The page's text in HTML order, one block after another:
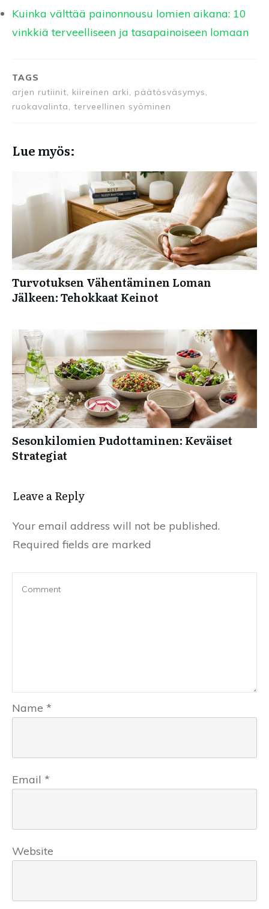
Kuinka välttää painonnousu lomien aikana: 10
vinkkiä terveelliseen ja tasapainoiseen lomaan
TAGS
arjen rutiinit, kiireinen arki, päätösväsymys,
ruokavalinta, terveellinen syöminen
Lue myös:
Turvotuksen Vähentäminen Loman
Jälkeen: Tehokkaat Keinot
Sesonkilomien Pudottaminen: Keväiset
Strategiat
Leave a Reply
Your email address will not be published.
Required fields are marked
Name *
Email *
Website